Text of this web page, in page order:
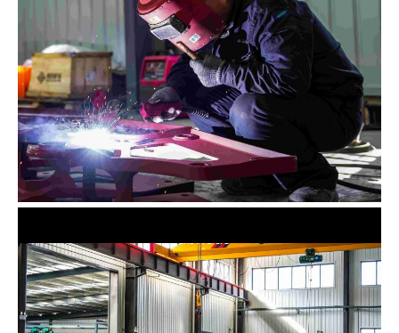
Fábrica3